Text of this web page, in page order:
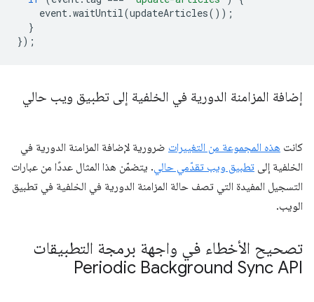
event.waitUntil(updateArticles());
}
});
إضافة المزامنة الدورية في الخلفية إلى تطبيق ويب حالي
كانت هذه المجموعة من التغييرات ضرورية لإضافة المزامنة الدورية في
الخلفية إلى تطبيق ويب تقدّمي حالي. يتضمّن هذا المثال عددًا من عبارات
التسجيل المفيدة التي تصف حالة المزامنة الدورية في الخلفية في تطبيق
الويب.
تصحيح الأخطاء في واجهة برمجة التطبيقات
Periodic Background Sync API